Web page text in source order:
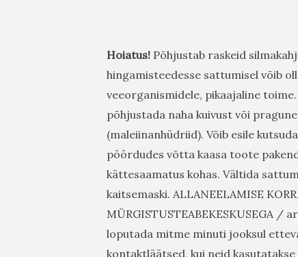
Hoiatus! Põhjustab raskeid
hingamisteedesse sattumisel võib
veeorganismidele, pikaajaline
põhjustada naha kuivust või
(maleiinanhüdriid). Võib esile
pöördudes võtta kaasa toote
kättesaamatus kohas. Vältida
kaitsemaski. ALLANEELAMISE
MÜRGISTUSTEABEKESKUSEGA /
loputada mitme minuti jooksul
kontaktläätsed, kui neid